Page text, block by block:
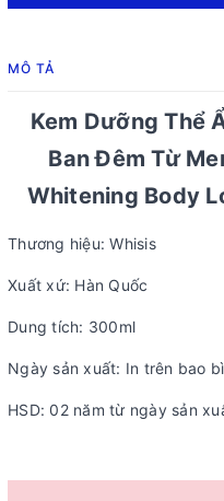
MÔ TẢ
Kem Dưỡng Thể
Ban Đêm Từ
Whitening Body
Thương hiệu: Whisis
Xuất xứ: Hàn Quốc
Dung tích: 300ml
Ngày sản xuất: In trên bao bì
HSD: 02 năm từ ngày sản